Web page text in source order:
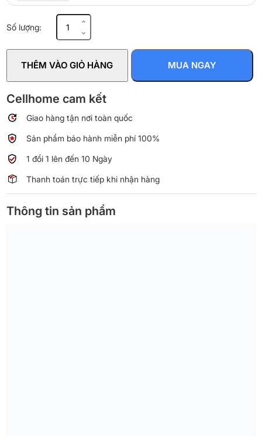
Số lượng:
Quạt
đứng
số
lượng
THÊM VÀO GIỎ HÀNG MUA NGAY
Cellhome cam kết
Giao hàng tận nơi toàn quốc
Sản phẩm bảo hành miễn phí 100%
1 đổi 1 lên đến 10 Ngày
Thanh toán trực tiếp khi nhận hàng
Thông tin sản phẩm